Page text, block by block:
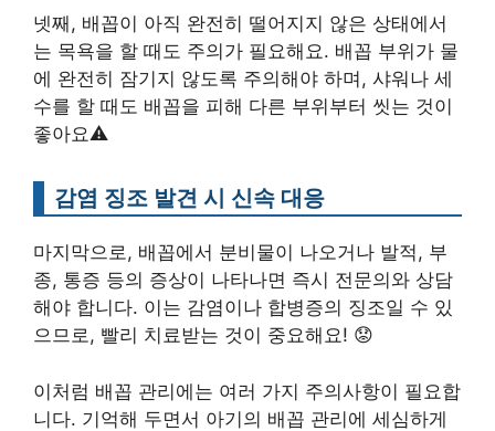
넷째, 배꼽이 아직 완전히 떨어지지 않은 상태에서
는 목욕을 할 때도 주의가 필요해요. 배꼽 부위가 물
에 완전히 잠기지 않도록 주의해야 하며, 샤워나 세
수를 할 때도 배꼽을 피해 다른 부위부터 씻는 것이
좋아요⚠️
감염 징조 발견 시 신속 대응
마지막으로, 배꼽에서 분비물이 나오거나 발적, 부
종, 통증 등의 증상이 나타나면 즉시 전문의와 상담
해야 합니다. 이는 감염이나 합병증의 징조일 수 있
으므로, 빨리 치료받는 것이 중요해요! 😟
이처럼 배꼽 관리에는 여러 가지 주의사항이 필요합
니다. 기억해 두면서 아기의 배꼽 관리에 세심하게